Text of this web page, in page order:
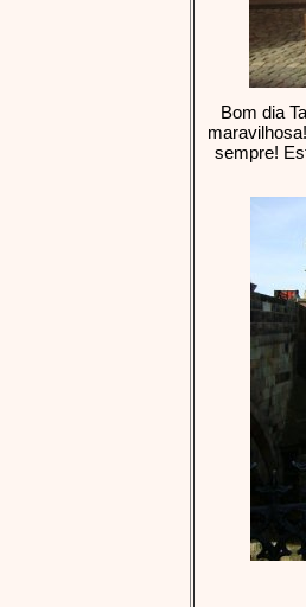
Bom dia
sempre!